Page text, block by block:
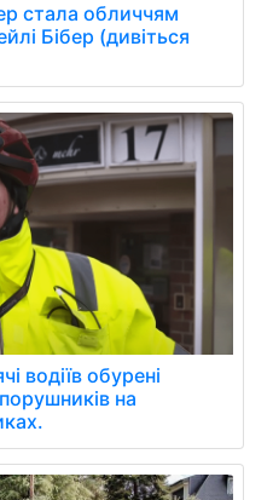
стала обличчям
Бібер (дивіться
водіїв обурені
на